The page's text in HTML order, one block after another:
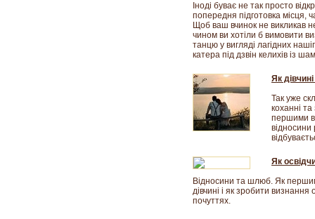
Іноді буває не так просто
попередня підготовка місця,
Щоб ваш вчинок не викликав
чином ви хотіли б вимовити
танцю у вигляді лагідних
катера під дзвін келихів із
Як
Так уже
коханні
першими
відносини
Як
Відносини та шлюб. Як
дівчині і як зробити
почуттях.